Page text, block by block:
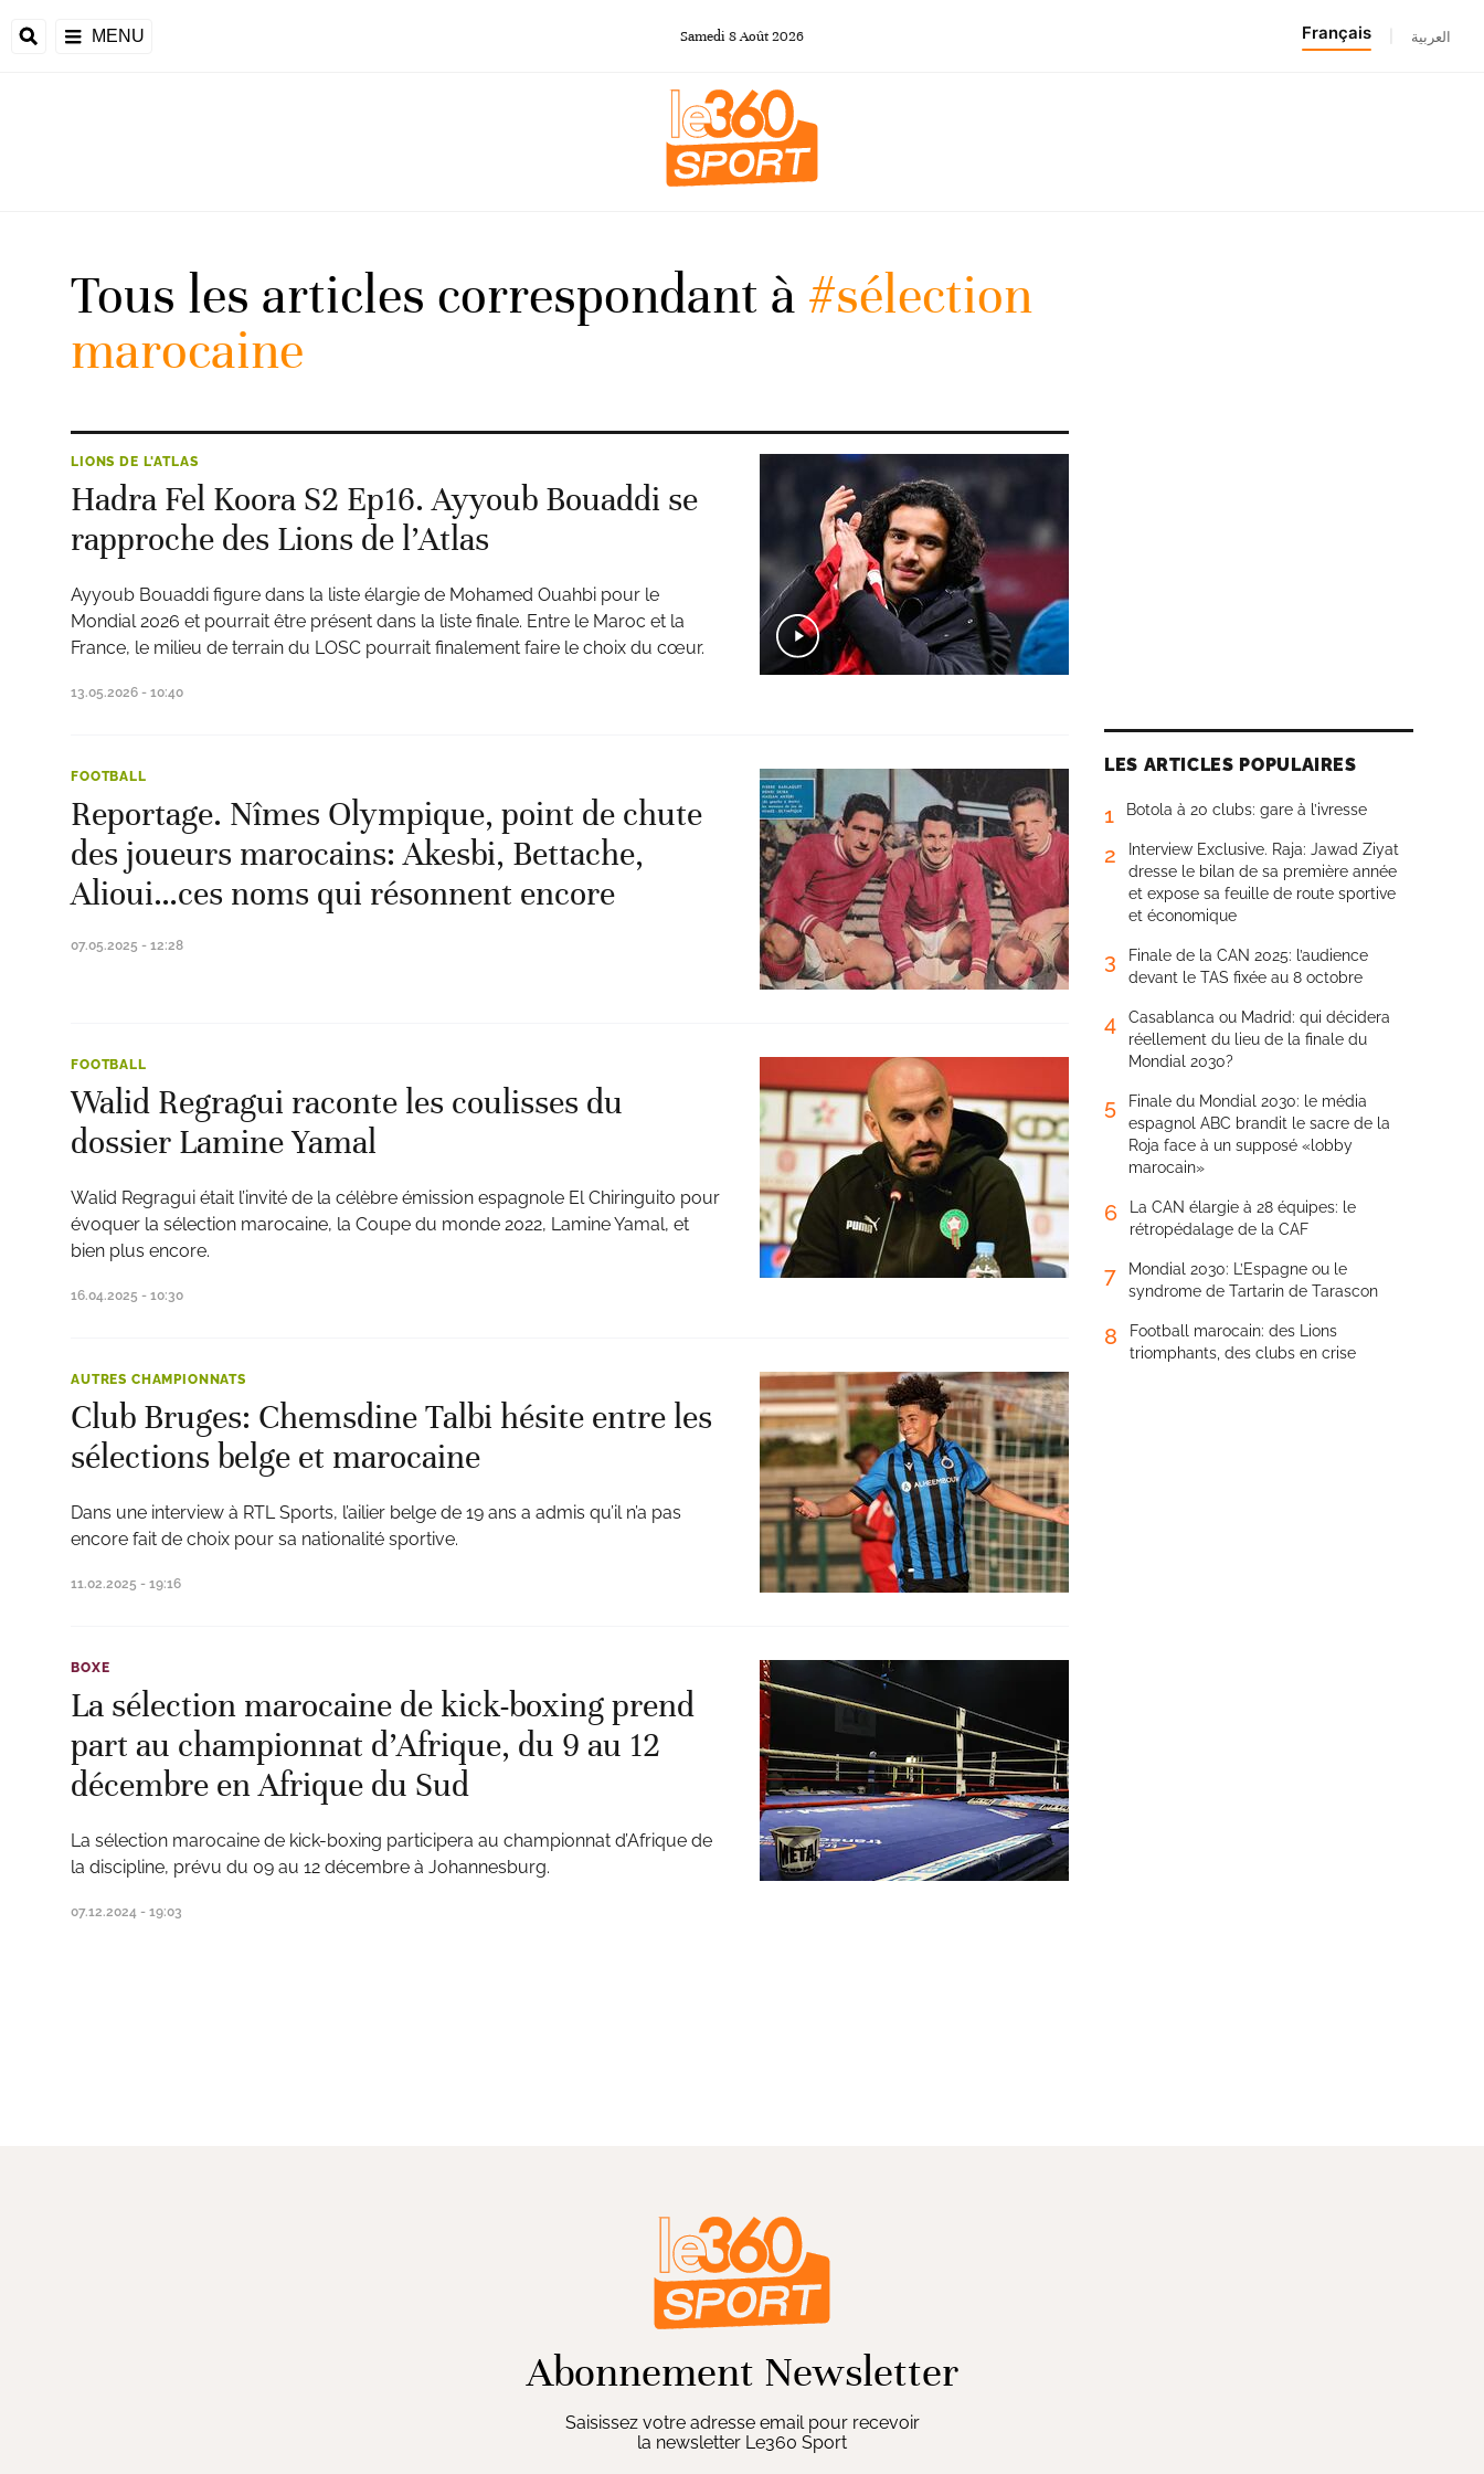
MENU Samedi 8Août2026 Français العربية
de l'UEFA
Tous les articles correspondant à #sélection
marocaine
LIONS DE L'ATLAS
Hadra Fel Koora S2 Ep16. Ayyoub Bouaddi se
rapproche des Lions de l’Atlas
Ayyoub Bouaddi figure dans la liste élargie de Mohamed Ouahbi pour le
Mondial 2026 et pourrait être présent dans la liste finale. Entre le Maroc et la
France, le milieu de terrain du LOSC pourrait finalement faire le choix du cœur.
13.05.2026 - 10:40
FOOTBALL
Reportage. Nîmes Olympique, point de chute
des joueurs marocains: Akesbi, Bettache,
Alioui…ces noms qui résonnent encore
07.05.2025 - 12:28
FOOTBALL
Walid Regragui raconte les coulisses du
dossier Lamine Yamal
Walid Regragui était l’invité de la célèbre émission espagnole El Chiringuito pour
évoquer la sélection marocaine, la Coupe du monde 2022, Lamine Yamal, et
bien plus encore.
16.04.2025 - 10:30
AUTRES CHAMPIONNATS
Club Bruges: Chemsdine Talbi hésite entre les
sélections belge et marocaine
Dans une interview à RTL Sports, l’ailier belge de 19 ans a admis qu’il n’a pas
encore fait de choix pour sa nationalité sportive.
11.02.2025 - 19:16
BOXE
La sélection marocaine de kick-boxing prend
part au championnat d’Afrique, du 9 au 12
décembre en Afrique du Sud
La sélection marocaine de kick-boxing participera au championnat d’Afrique de
la discipline, prévu du 09 au 12 décembre à Johannesburg.
07.12.2024 - 19:03
LES ARTICLES POPULAIRES
1 Botola à 20 clubs: gare à l’ivresse
2
Interview Exclusive. Raja: Jawad Ziyat
dresse le bilan de sa première année
et expose sa feuille de route sportive
et économique
3
Finale de la CAN 2025: l’audience
devant le TAS fixée au 8 octobre
4
Casablanca ou Madrid: qui décidera
réellement du lieu de la finale du
Mondial 2030?
5
Finale du Mondial 2030: le média
espagnol ABC brandit le sacre de la
Roja face à un supposé «lobby
marocain»
6
La CAN élargie à 28 équipes: le
rétropédalage de la CAF
7
Mondial 2030: L’Espagne ou le
syndrome de Tartarin de Tarascon
8
Football marocain: des Lions
triomphants, des clubs en crise
Abonnement Newsletter
Saisissez votre adresse email pour recevoir
la newsletter Le360 Sport